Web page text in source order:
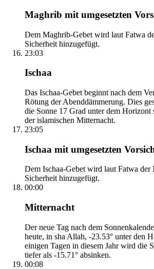
Maghrib mit umgesetzten
Dem Maghrib-Gebet wird laut Fatwa
Sicherheit hinzugefügt.
23:03
Ischaa
Das Ischaa-Gebet beginnt nach dem
Rötung der Abenddämmerung. Dies
die Sonne 17 Grad unter dem Horizont
der islamischen Mitternacht.
23:05
Ischaa mit umgesetzten
Dem Ischaa-Gebet wird laut Fatwa
Sicherheit hinzugefügt.
00:00
Mitternacht
Der neue Tag nach dem
heute, in sha Allah, -23.53° unter den
einigen Tagen in diesem Jahr wird die
tiefer als -15.71° absinken.
00:08